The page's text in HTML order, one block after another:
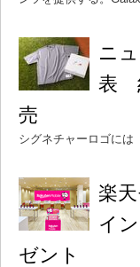
ニ
表
売
シグネチャーロゴには
楽
イ
ゼント